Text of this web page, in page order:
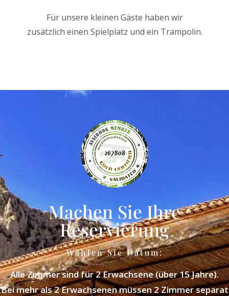
Für unsere kleinen Gäste haben wir
zusätzlich einen Spielplatz und ein Trampolin.
Machen Sie Ihre
Reservierung
Wählen Sie Datum:
Alle Zimmer sind für 2 Erwachsene (über 15 Jahre).
Bei mehr als 2 Erwachsenen müssen 2 Zimmer separat